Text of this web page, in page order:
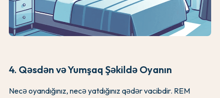
4. Qəsdən və Yumşaq Şəkildə Oyanın
Necə oyandığınız, necə yatdığınız qədər vacibdir. REM